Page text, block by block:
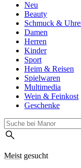
Neu
Beauty
Schmuck &
Damen
Herren
Kinder
Sport
Heim & Reisen
Spielwaren
Multimedia
Wein & Feinkost
Geschenke
Meist gesucht